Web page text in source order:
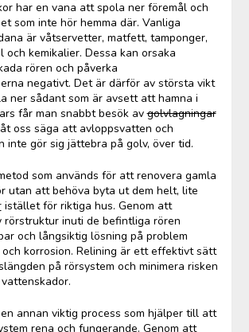
har en vana att spola ner föremål och
som inte hör hemma där. Vanliga
är våtservetter, matfett, tamponger,
och kemikalier. Dessa kan orsaka
rören och påverka
negativt. Det är därför av största vikt
ner sådant som är avsett att hamna i
får man snabbt besök avgolvlagningar
oss säga att avloppsvatten och
inte gör sig jättebra på golv, över tid.
som används för att renovera gamla
utan att behöva byta ut dem helt, lite
istället för riktiga hus. Genom att
rörstruktur inuti de befintliga rören
och långsiktig lösning på problem
och korrosion. Relining är ett effektivt sätt
på rörsystem och minimera risken
annan viktig process som hjälper till att
rena och fungerande. Genom att